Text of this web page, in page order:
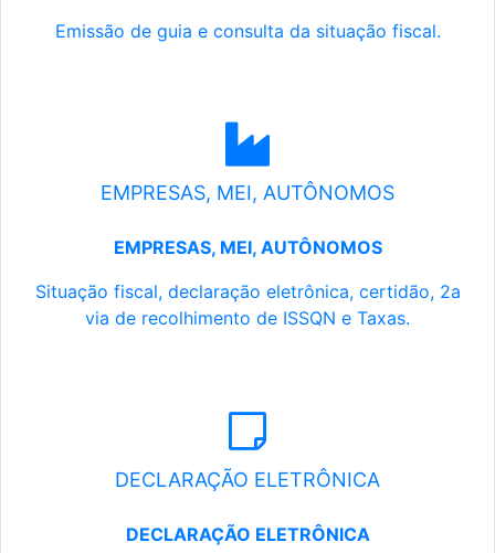
Emissão de guia e consulta da situação fiscal.
EMPRESAS, MEI, AUTÔNOMOS
EMPRESAS, MEI, AUTÔNOMOS
Situação fiscal, declaração eletrônica, certidão, 2a
via de recolhimento de ISSQN e Taxas.
DECLARAÇÃO ELETRÔNICA
DECLARAÇÃO ELETRÔNICA